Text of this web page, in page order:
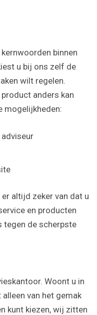
binnen
u bij ons zelf de
wilt regelen.
anders kan
mogelijkheden:
altijd zeker van dat u
en producten
tegen de scherpste
Woont u in
van het gemak
kunt kiezen, wij zitten